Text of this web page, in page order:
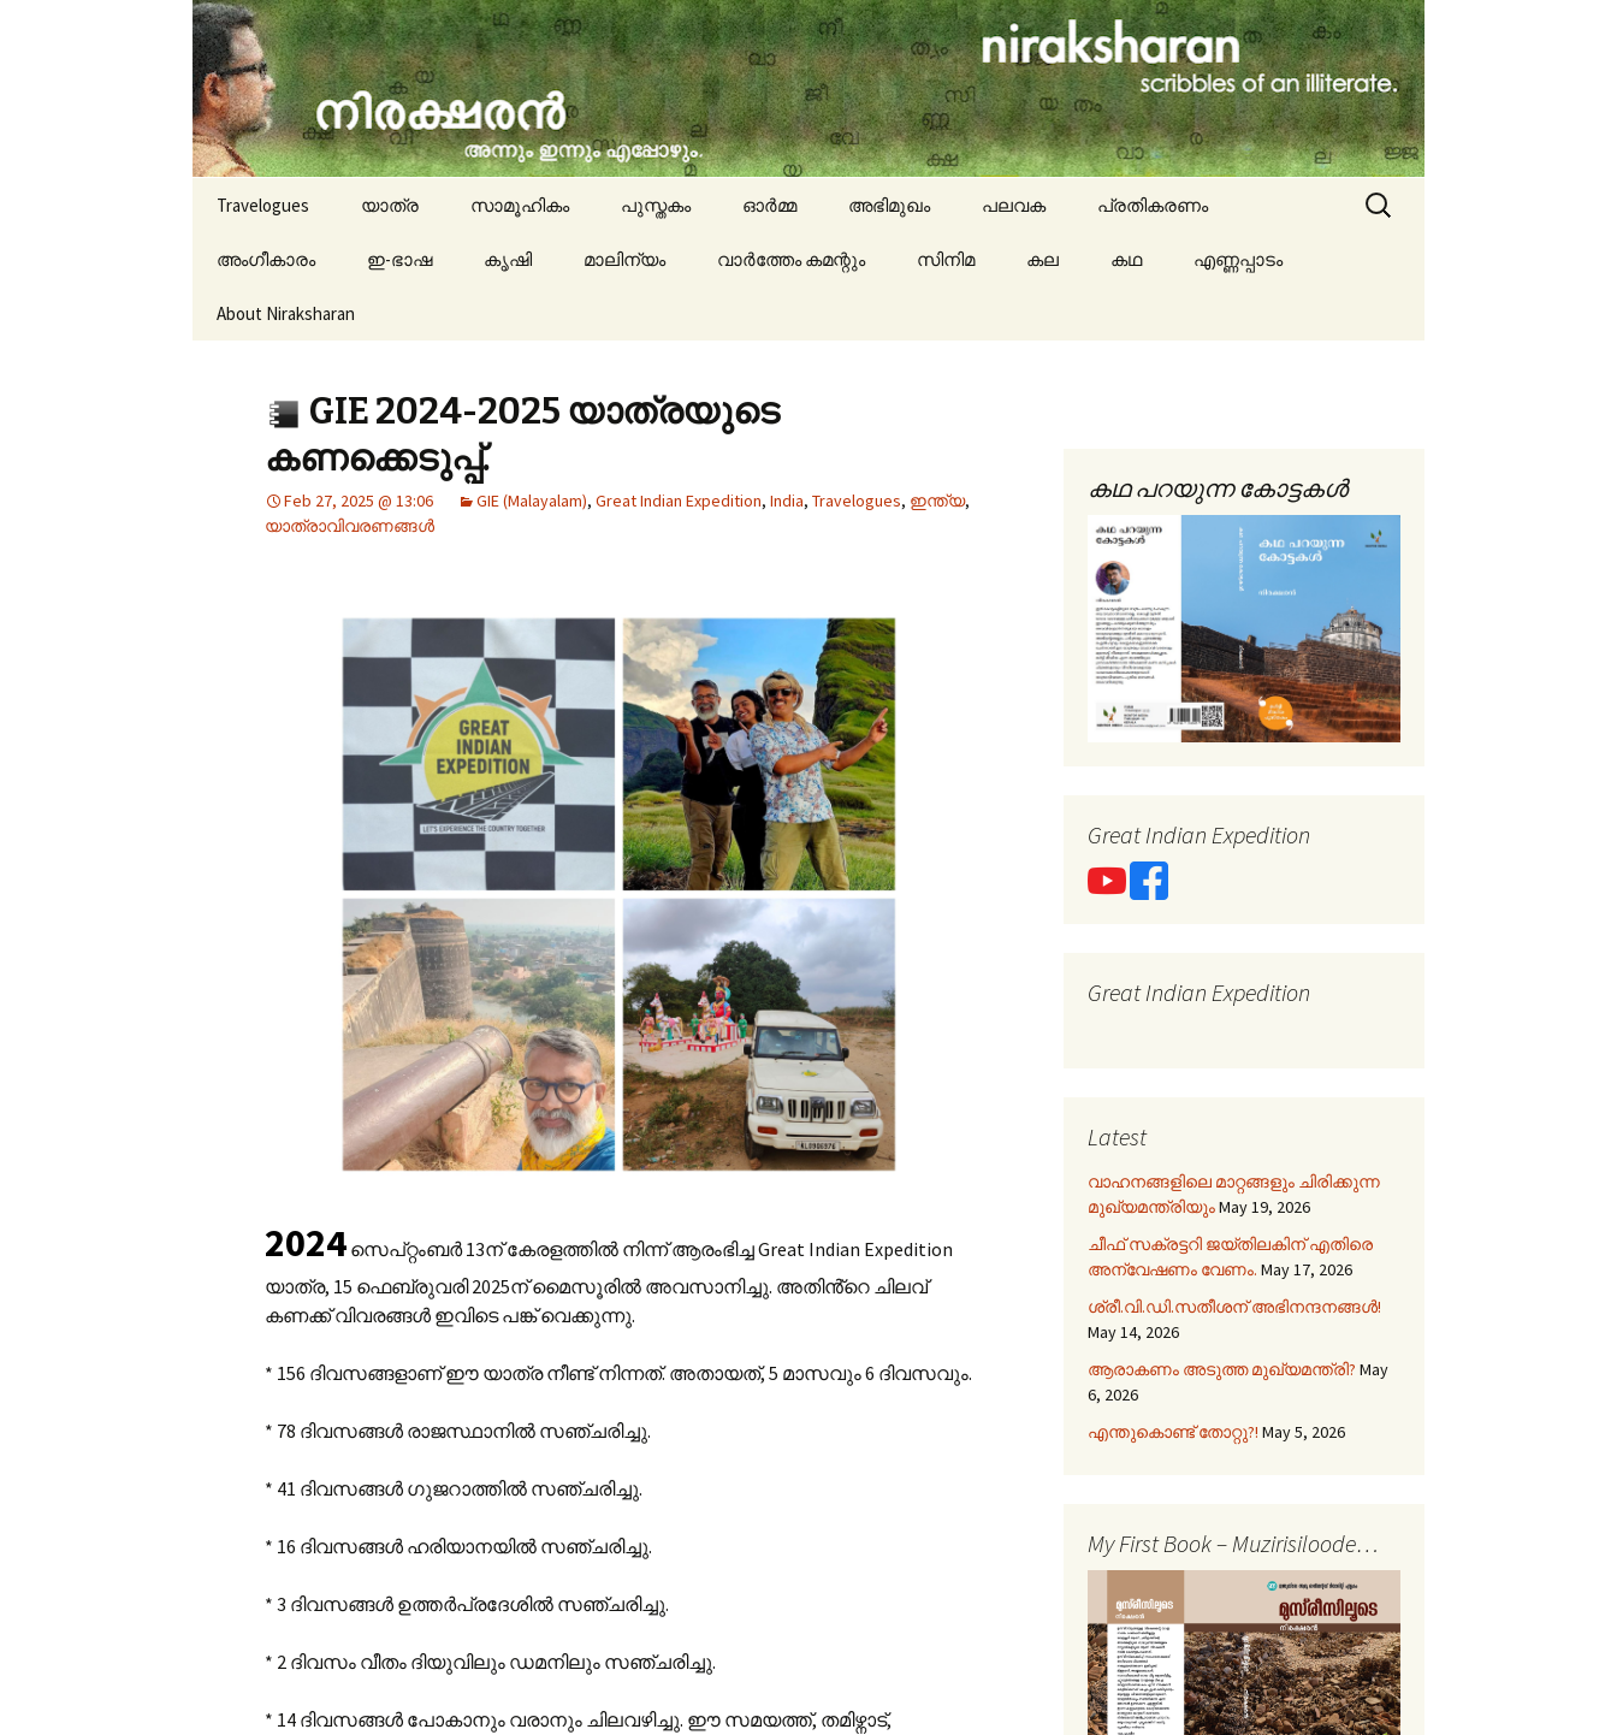
niraksharan (നിരക്ഷരൻ)
travelogues, book reviews, social issues, cinema, memories & lot more…
Skip to content
Travelogues യാത്ര സാമൂഹികം പുസ്തകം ഓർമ്മ അഭിമുഖം പലവക
കായികം
പ്രതികരണം
അംഗീകാരം ഇ-ഭാഷ കൃഷി മാലിന്യം വാർത്തേം കമന്റും സിനിമ കല കഥ എണ്ണപ്പാടം
About Niraksharan
Search
for:
GIE 2024-2025 യാത്രയുടെ
കണക്കെടുപ്പ്.
Feb 27, 2025 @ 13:06 GIE (Malayalam), Great Indian Expedition, India, Travelogues, ഇന്ത്യ,
യാത്രാവിവരണങ്ങൾ
2024 സെപ്റ്റംബർ 13ന് കേരളത്തിൽ നിന്ന് ആരംഭിച്ച Great Indian Expedition
യാത്ര, 15 ഫെബ്രുവരി 2025ന് മൈസൂരിൽ അവസാനിച്ചു. അതിൻ്റെ ചിലവ്
കണക്ക് വിവരങ്ങൾ ഇവിടെ പങ്ക് വെക്കുന്നു.
* 156 ദിവസങ്ങളാണ് ഈ യാത്ര നീണ്ട് നിന്നത്. അതായത്, 5 മാസവും 6 ദിവസവും.
* 78 ദിവസങ്ങൾ രാജസ്ഥാനിൽ സഞ്ചരിച്ചു.
* 41 ദിവസങ്ങൾ ഗുജറാത്തിൽ സഞ്ചരിച്ചു.
* 16 ദിവസങ്ങൾ ഹരിയാനയിൽ സഞ്ചരിച്ചു.
* 3 ദിവസങ്ങൾ ഉത്തർപ്രദേശിൽ സഞ്ചരിച്ചു.
* 2 ദിവസം വീതം ദിയുവിലും ഡമനിലും സഞ്ചരിച്ചു.
* 14 ദിവസങ്ങൾ പോകാനും വരാനും ചിലവഴിച്ചു. ഈ സമയത്ത്, തമിഴ്നാട്,
കഥ പറയുന്ന കോട്ടകൾ
Great Indian Expedition
Great Indian Expedition
Latest
വാഹനങ്ങളിലെ മാറ്റങ്ങളും ചിരിക്കുന്ന
മുഖ്യമന്ത്രിയുംMay 19, 2026
ചീഫ് സക്രട്ടറി ജയ്തിലകിന് എതിരെ
അന്വേഷണം വേണം. May 17, 2026
ശ്രീ.വി.ഡി.സതീശന് അഭിനന്ദനങ്ങൾ!
May 14, 2026
ആരാകണം അടുത്ത മുഖ്യമന്ത്രി? May
6, 2026
എന്തുകൊണ്ട് തോറ്റു?! May 5, 2026
My First Book – Muzirisiloode…